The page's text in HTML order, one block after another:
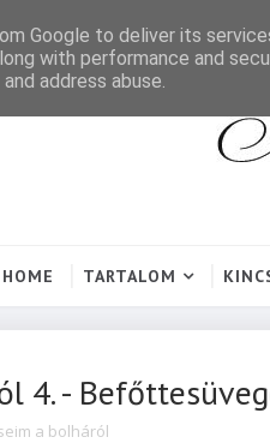
HOME TARTALOM
4. -
a bolháról
Google to deliver its
with performance and
address abuse.